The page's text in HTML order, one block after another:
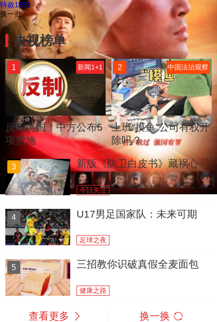
特赦1959
换一批
央视榜单
1 新闻1+1
反制美国！中方公布5
项措施
2 中国法治观察
上班“摸鱼”公司有权开
除吗？
3 新版《防卫白皮书》藏祸心
今日关注
4 U17男足国家队：未来可期
足球之夜
5 三招教你识破真假全麦面包
健康之路
查看更多 换一换